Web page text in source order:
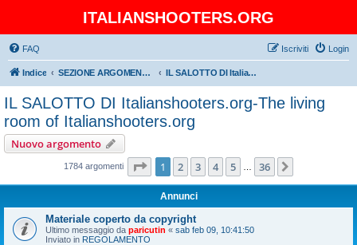
ITALIANSHOOTERS.ORG
FAQ Login
Iscriviti
Indice SEZIONE ARGOMENTI GENERICI-Section General Topics IL SALOTTO DI Italianshooters.org-The living room of Italianshooters.org
IL SALOTTO DI Italianshooters.org-The living
room of Italianshooters.org
Nuovo argomento
1784 argomenti Pagina di 36
1 2 3 4 5 36
Annunci
Materiale coperto da copyright
Ultimo messaggio da paricutin « sab feb 09, 10:41:50
Inviato in REGOLAMENTO